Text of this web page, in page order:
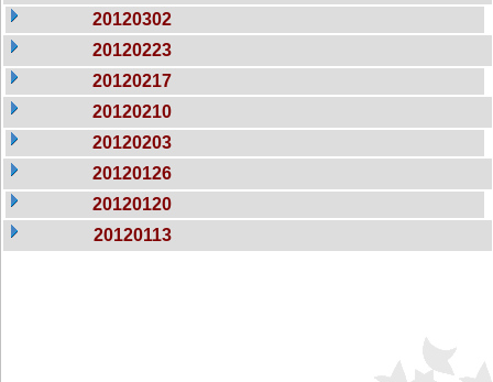
20120302
20120223
20120217
20120210
20120203
20120126
20120120
20120113